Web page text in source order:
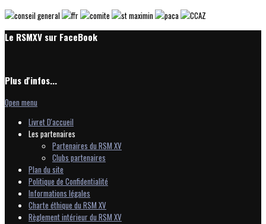
Le RSMXV sur FaceBook
Plus d'infos...
Open menu
Livret D'accueil
Les partenaires
Partenaires du RSM XV
Clubs partenaires
Plan du site
Politique de Confidentialité
Informations légales
Charte éthique du RSM XV
Règlement intérieur du RSM XV